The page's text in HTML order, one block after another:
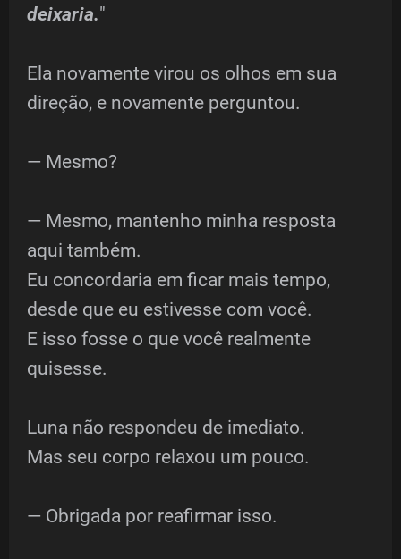
deixaria."
Ela novamente virou os olhos em sua
direção, e novamente perguntou.
— Mesmo?
— Mesmo, mantenho minha resposta
aqui também.
Eu concordaria em ficar mais tempo,
desde que eu estivesse com você.
E isso fosse o que você realmente
quisesse.
Luna não respondeu de imediato.
Mas seu corpo relaxou um pouco.
— Obrigada por reafirmar isso.